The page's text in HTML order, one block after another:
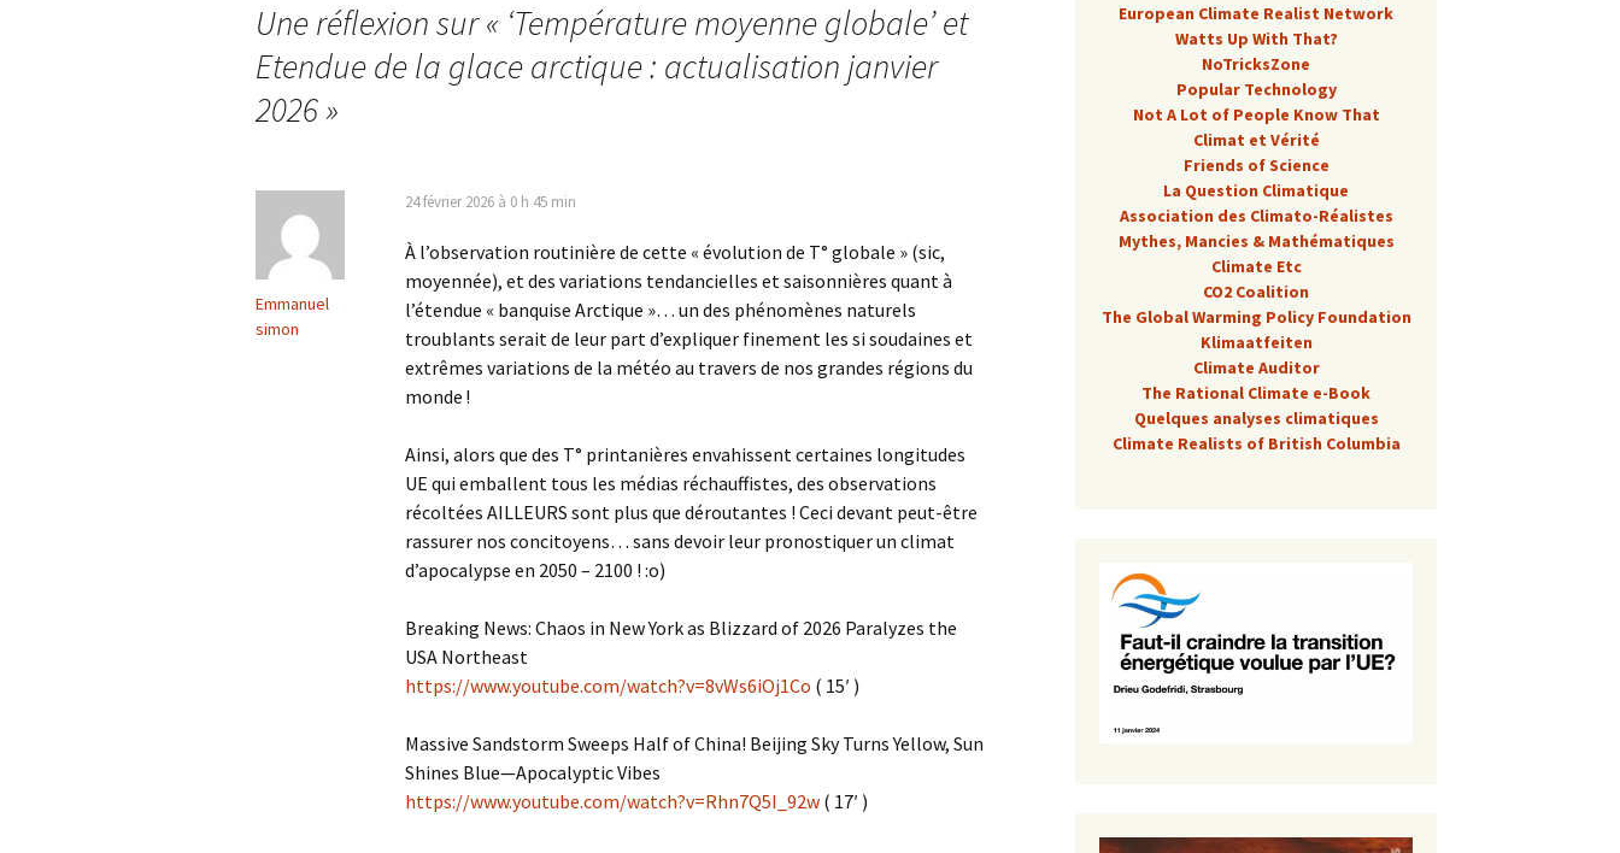
Une réflexion sur « ‘Température moyenne globale’ et
Etendue de la glace arctique : actualisation janvier
2026»
Emmanuel
simon
24 février 2026 à 0 h 45 min
À l’observation routinière de cette « évolution de T° globale » (sic,
moyennée), et des variations tendancielles et saisonnières quant à
l’étendue « banquise Arctique »… un des phénomènes naturels
troublants serait de leur part d’expliquer finement les si soudaines et
extrêmes variations de la météo au travers de nos grandes régions du
monde !
Ainsi, alors que des T° printanières envahissent certaines longitudes
UE qui emballent tous les médias réchauffistes, des observations
récoltées AILLEURS sont plus que déroutantes ! Ceci devant peut-être
rassurer nos concitoyens… sans devoir leur pronostiquer un climat
d’apocalypse en 2050 – 2100 ! :o)
Breaking News: Chaos in New York as Blizzard of 2026 Paralyzes the
USA Northeast
https://www.youtube.com/watch?v=8vWs6iOj1Co ( 15′ )
Massive Sandstorm Sweeps Half of China! Beijing Sky Turns Yellow, Sun
Shines Blue—Apocalyptic Vibes
https://www.youtube.com/watch?v=Rhn7Q5I_92w ( 17′ )
European Climate Realist Network
Watts Up With That?
NoTricksZone
Popular Technology
Not A Lot of People Know That
Climat et Vérité
Friends of Science
La Question Climatique
Association des Climato-Réalistes
Mythes, Mancies & Mathématiques
Climate Etc
CO2 Coalition
The Global Warming Policy Foundation
Klimaatfeiten
Climate Auditor
The Rational Climate e-Book
Quelques analyses climatiques
Climate Realists of British Columbia